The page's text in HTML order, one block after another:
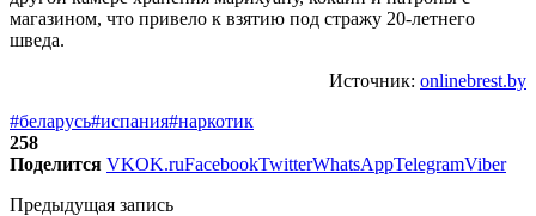
магазином, что привело к взятию под стражу 20-летнего
шведа.
Источник: onlinebrest.by
#беларусь#испания#наркотик
258
Поделится VKOK.ruFacebookTwitterWhatsAppTelegramViber
Предыдущая запись